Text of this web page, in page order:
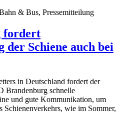
& Bus, Pressemitteilung
fordert
der Schiene auch bei
in Deutschland fordert der
Brandenburg schnelle
und gute Kommunikation, um
Schienenverkehrs, wie im Sommer,